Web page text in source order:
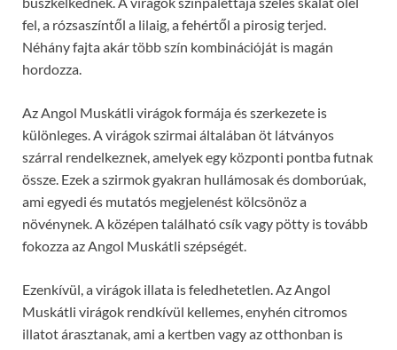
fel, a rózsaszíntől a lilaig, a fehértől a pirosig terjed.
Néhány fajta akár több szín kombinációját is magán
hordozza.
Az Angol Muskátli virágok formája és szerkezete is
különleges. A virágok szirmai általában öt látványos
szárral rendelkeznek, amelyek egy központi pontba futnak
össze. Ezek a szirmok gyakran hullámosak és domborúak,
ami egyedi és mutatós megjelenést kölcsönöz a
növénynek. A középen található csík vagy pötty is tovább
fokozza az Angol Muskátli szépségét.
Ezenkívül, a virágok illata is feledhetetlen. Az Angol
Muskátli virágok rendkívül kellemes, enyhén citromos
illatot árasztanak, ami a kertben vagy az otthonban is